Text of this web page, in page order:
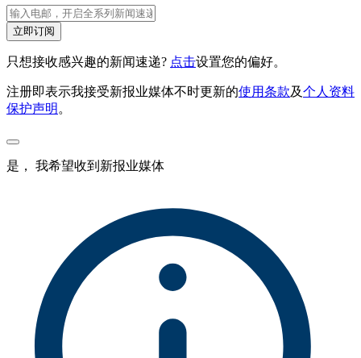
立即订阅
只想接收感兴趣的新闻速递? 点击设置您的偏好。
注册即表示我接受新报业媒体不时更新的使用条款及个人资料
保护声明 。
是， 我希望收到新报业媒体